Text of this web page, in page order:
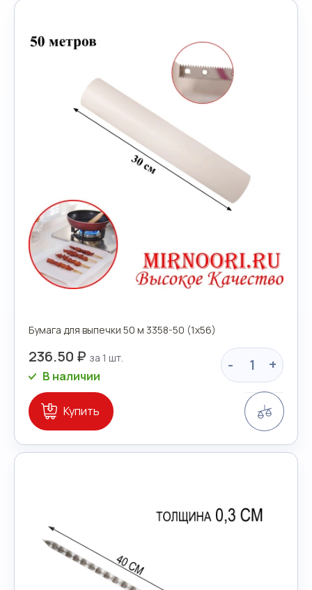
Бумага для выпечки 50 м 3358-50 (1х56)
236.50 ₽ - +
В наличии
Купить